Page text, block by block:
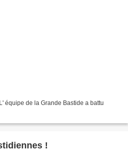
équipe de la Grande Bastide a battu
!